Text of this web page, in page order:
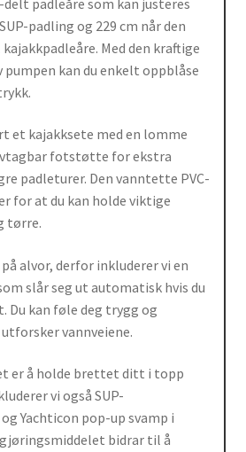
padling og 229 cm når den
Med den kraftige
kan du enkelt oppblåse
et kajakksete med en lomme
fotstøtte for ekstra
padleturer. Den vanntette PVC-
for at du kan holde viktige
tørre.
alvor, derfor inkluderer vi en
slår seg ut automatisk hvis du
Du kan føle deg trygg og
vannveiene.
er å holde brettet ditt i topp
vi også SUP-
Yachticon pop-up svamp i
bidrar til å